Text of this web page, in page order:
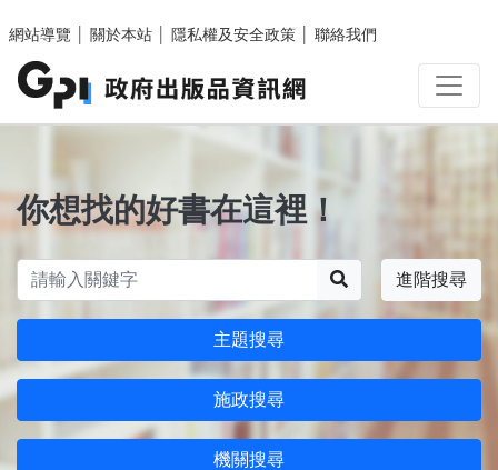
網站導覽
關於本站 隱私權及安全政策 聯絡我們
你想找的好書在這裡！
進階搜尋
主題搜尋
施政搜尋
機關搜尋